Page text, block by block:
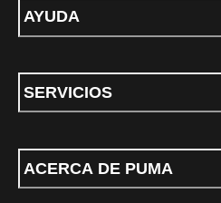
AYUDA
SERVICIOS
ACERCA DE PUMA